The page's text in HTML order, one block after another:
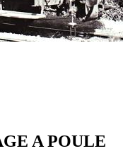
A POULE